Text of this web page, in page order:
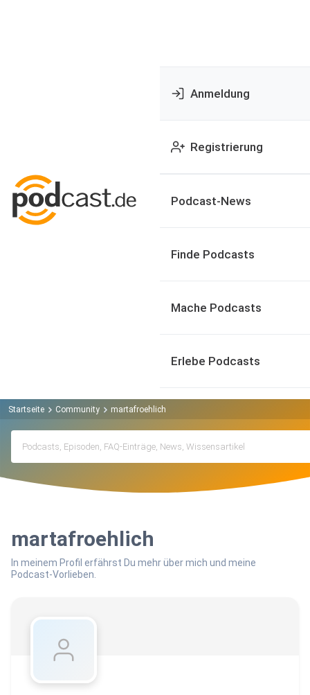
Anmeldung
Registrierung
Podcast-News
Finde Podcasts
Mache Podcasts
Erlebe Podcasts
Startseite Community martafroehlich
martafroehlich
In meinem Profil erfährst Du mehr über mich und meine
Podcast-Vorlieben.